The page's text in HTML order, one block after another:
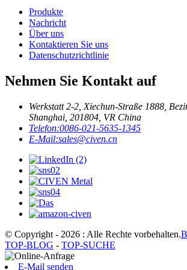
Produkte
Nachricht
Über uns
Kontaktieren Sie uns
Datenschutzrichtlinie
Nehmen Sie Kontakt auf
Werkstatt 2-2, Xiechun-Straße 1888,
Shanghai, 201804, VR China
Telefon:0086-021-5635-1345
E-Mail:sales@civen.cn
© Copyright - 2026 : Alle Rechte vorbehalten.
TOP-BLOG - TOP-SUCHE
E-Mail senden